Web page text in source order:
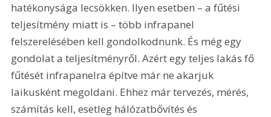
hatékonysága lecsökken. Ilyen esetben – a fűtési
teljesítmény miatt is – több infrapanel
felszerelésében kell gondolkodnunk. És még egy
gondolat a teljesítményről. Azért egy teljes lakás fő
fűtését infrapanelra építve már ne akarjuk
laikusként megoldani. Ehhez már tervezés, mérés,
számítás kell, esetleg hálózatbővítés és